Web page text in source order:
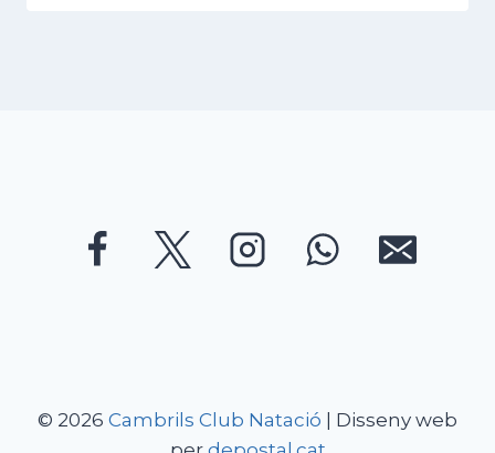
© 2026 Cambrils Club Natació | Disseny web